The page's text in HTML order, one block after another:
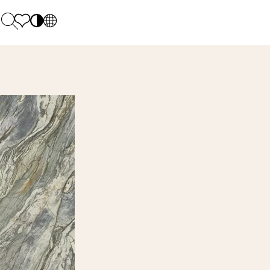
DE
UK
RU
Pondelok - piatok: 9.00 - 17.00
Sobota: 10.00 - 14.00
55 66 77